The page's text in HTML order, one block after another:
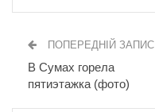
ПОПЕРЕДНІЙ ЗАПИС
В Сумах горела
пятиэтажка (фото)